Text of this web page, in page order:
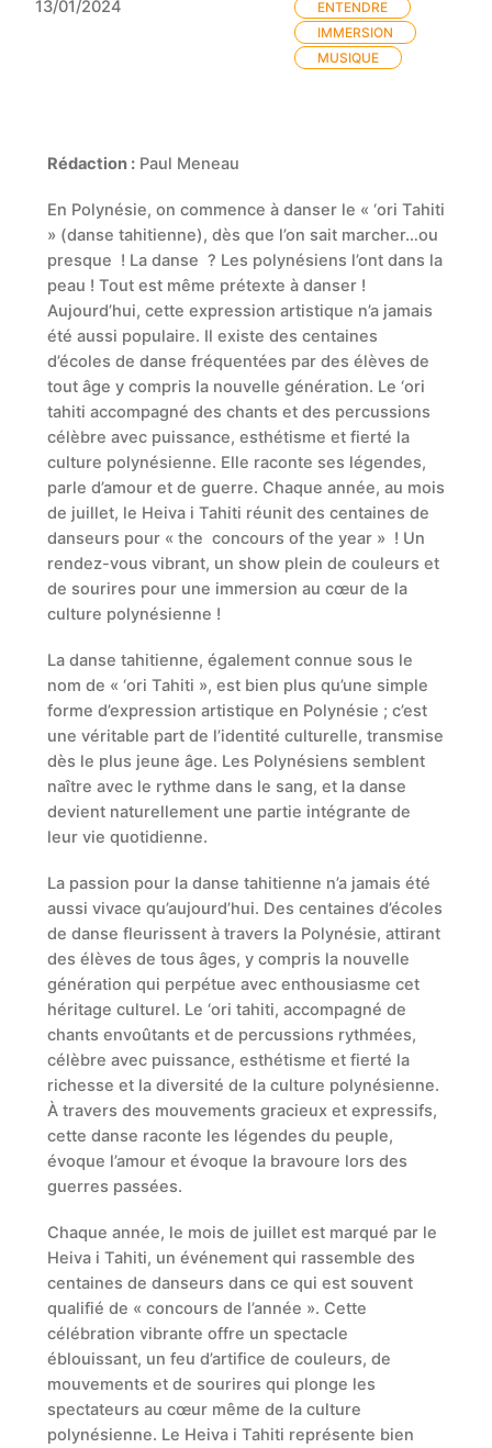
13/01/2024
ENTENDRE
IMMERSION
MUSIQUE
Rédaction :Paul Meneau
En Polynésie, on commence à danser le « ‘ori Tahiti
» (danse tahitienne), dès que l’on sait marcher…ou
presque ! La danse ? Les polynésiens l’ont dans la
peau ! Tout est même prétexte à danser !
Aujourd’hui, cette expression artistique n’a jamais
été aussi populaire. Il existe des centaines
d’écoles de danse fréquentées par des élèves de
tout âge y compris la nouvelle génération. Le ‘ori
tahiti accompagné des chants et des percussions
célèbre avec puissance, esthétisme et fierté la
culture polynésienne. Elle raconte ses légendes,
parle d’amour et de guerre. Chaque année, au mois
de juillet, le Heiva i Tahiti réunit des centaines de
danseurs pour « the concours of the year » ! Un
rendez-vous vibrant, un show plein de couleurs et
de sourires pour une immersion au cœur de la
culture polynésienne !
La danse tahitienne, également connue sous le
nom de « ‘ori Tahiti », est bien plus qu’une simple
forme d’expression artistique en Polynésie ; c’est
une véritable part de l’identité culturelle, transmise
dès le plus jeune âge. Les Polynésiens semblent
naître avec le rythme dans le sang, et la danse
devient naturellement une partie intégrante de
leur vie quotidienne.
La passion pour la danse tahitienne n’a jamais été
aussi vivace qu’aujourd’hui. Des centaines d’écoles
de danse fleurissent à travers la Polynésie, attirant
des élèves de tous âges, y compris la nouvelle
génération qui perpétue avec enthousiasme cet
héritage culturel. Le ‘ori tahiti, accompagné de
chants envoûtants et de percussions rythmées,
célèbre avec puissance, esthétisme et fierté la
richesse et la diversité de la culture polynésienne.
À travers des mouvements gracieux et expressifs,
cette danse raconte les légendes du peuple,
évoque l’amour et évoque la bravoure lors des
guerres passées.
Chaque année, le mois de juillet est marqué par le
Heiva i Tahiti, un événement qui rassemble des
centaines de danseurs dans ce qui est souvent
qualifié de « concours de l’année ». Cette
célébration vibrante offre un spectacle
éblouissant, un feu d’artifice de couleurs, de
mouvements et de sourires qui plonge les
spectateurs au cœur même de la culture
polynésienne. Le Heiva i Tahiti représente bien